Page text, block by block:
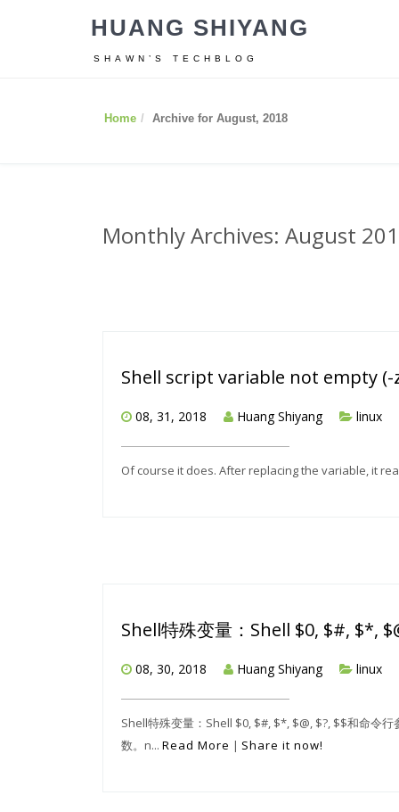
HUANG SHIYANG
SHAWN’S TECHBLOG
Home Archive for August, 2018
Monthly Archives: August
Shell script variable not empty
08, 31, 2018 Huang Shiyang linux
Of course it does. After replacing the variable, it
Shell特殊变量：Shell $0, $#, $*,
08, 30, 2018 Huang Shiyang linux
Shell特殊变量：Shell $0, $#, $*, $@, $?, $$和命令
数。n... Read More | Share it now!